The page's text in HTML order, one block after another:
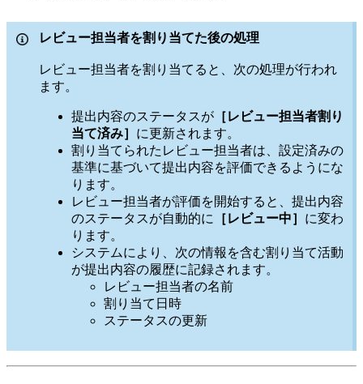
レビュー担当者を割り当てた後の処理
レビュー担当者を割り当てると、次の処理が行われ
ます。
提出内容のステータスが ［レビュー担当者割り
当て済み］ に更新されます。
割り当てられたレビュー担当者は、設定済みの
基準に基づいて提出内容を評価できるようにな
ります。
レビュー担当者が評価を開始すると、提出内容
のステータスが自動的に
［レビュー中］ に変わ
ります。
システムにより、次の情報を含む割り当て活動
が提出内容の履歴に記録されます。
レビュー担当者の名前
割り当て日時
ステータスの更新